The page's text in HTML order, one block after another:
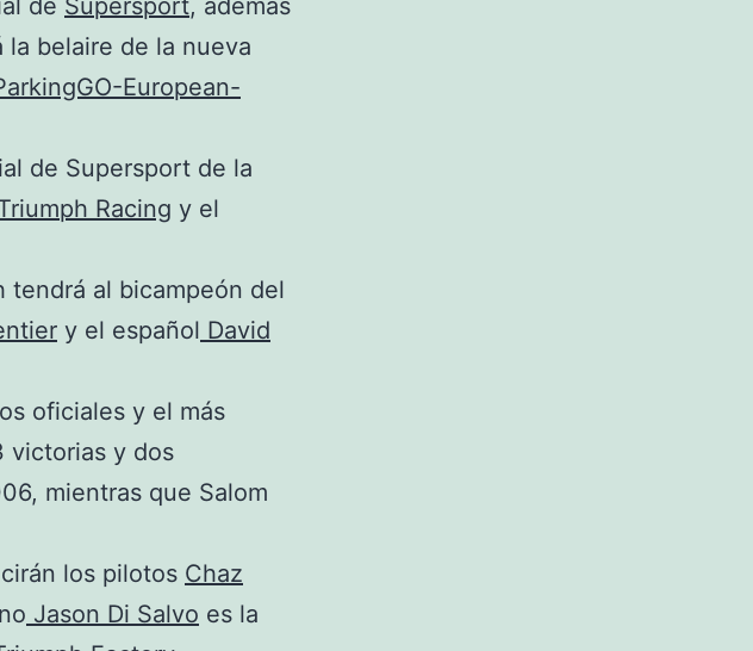
de Supersport, además
la belaire de la nueva
European-
de Supersport de la
Racing y el
tendrá al bicampeón del
y el español David
oficiales y el más
victorias y dos
mientras que Salom
los pilotos Chaz
Jason Di Salvo es la